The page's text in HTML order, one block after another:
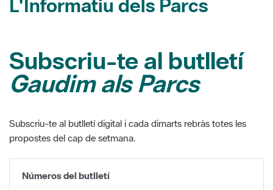
Subscriu-te al butlletí
Subscriu-te al butlletí digital i cada dimarts rebràs totes les
propostes del cap de setmana.
Números del butlletí